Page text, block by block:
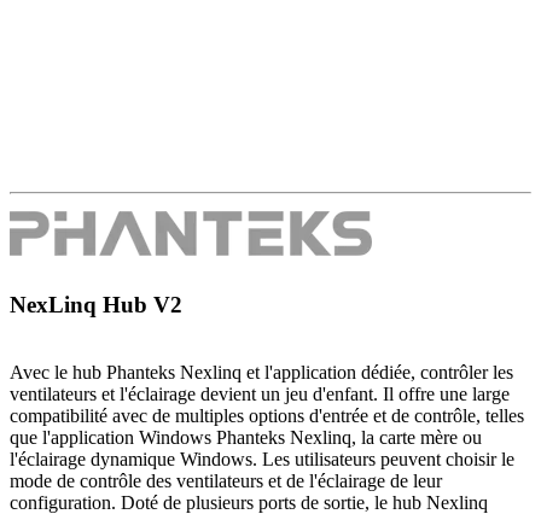
NexLinq Hub V2
Avec le hub Phanteks Nexlinq et l'application dédiée, contrôler les
ventilateurs et l'éclairage devient un jeu d'enfant. Il offre une large
compatibilité avec de multiples options d'entrée et de contrôle, telles
que l'application Windows Phanteks Nexlinq, la carte mère ou
l'éclairage dynamique Windows. Les utilisateurs peuvent choisir le
mode de contrôle des ventilateurs et de l'éclairage de leur
configuration. Doté de plusieurs ports de sortie, le hub Nexlinq